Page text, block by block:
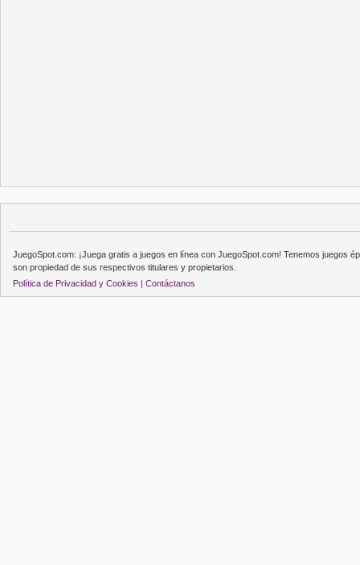
JuegoSpot.com: ¡Juega gratis a juegos en línea con JuegoSpot.com! Tenemos juegos
son propiedad de sus respectivos titulares y propietarios.
Política de Privacidad y Cookies | Contáctanos